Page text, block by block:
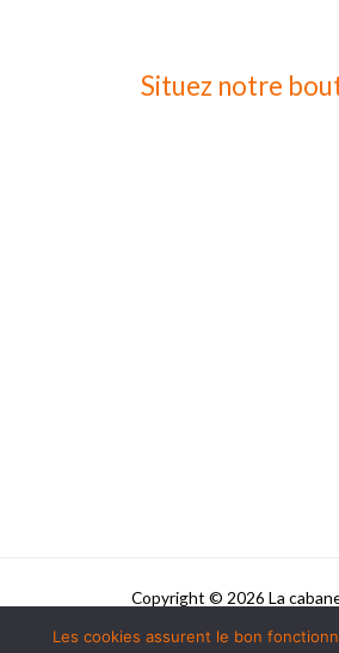
Situez notre
Copyright © 2026 La
Powered by La cabane
Les cookies assurent le bon